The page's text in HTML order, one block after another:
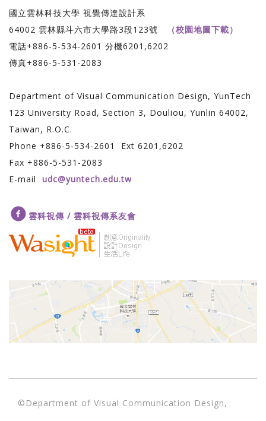
國立雲林科技大學 視覺傳達設計系
64002 雲林縣斗六市大學路3段123號
（校園地圖下載）
電話+886-5-534-2601 分機6201,6202
傳真+886-5-531-2083
Department of Visual Communication Design, YunTech
123 University Road, Section 3, Douliou, Yunlin 64002,
Taiwan, R.O.C.
Phone +886-5-534-2601 Ext 6201,6202
Fax +886-5-531-2083
E-mail udc@yuntech.edu.tw
雲科視傳 / 雲科視傳系友會
©Department of Visual Communication Design,